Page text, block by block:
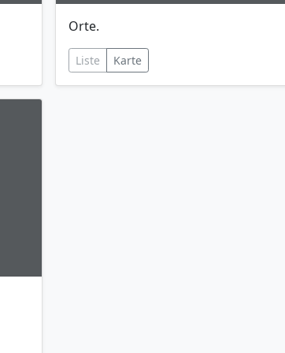
Orte.
Liste Karte